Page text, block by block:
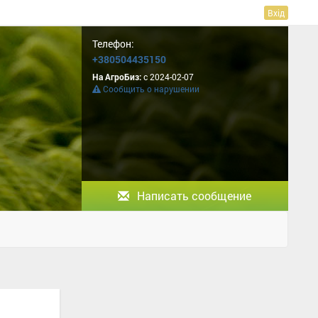
Вхід
Телефон:
+380504435150
На АгроБиз:с 2024-02-07
Сообщить о нарушении
Написать сообщение